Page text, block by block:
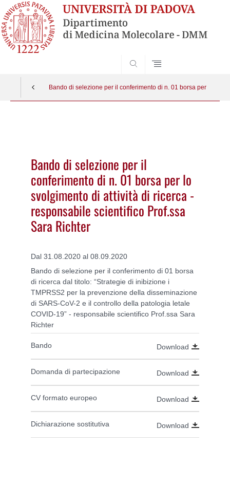
Bando di selezione per il conferimento di n. 01 borsa per lo
Bando di selezione per il
conferimento di n. 01 borsa per lo
svolgimento di attività di ricerca -
responsabile scientifico Prof.ssa
Sara Richter
Dal 31.08.2020 al 08.09.2020
Bando di selezione per il conferimento di 01 borsa
di ricerca dal titolo: “Strategie di inibizione i
TMPRSS2 per la prevenzione della disseminazione
di SARS-CoV-2 e il controllo della patologia letale
COVID-19” - responsabile scientifico Prof.ssa Sara
Richter
Bando Download
Domanda di partecipazione Download
CV formato europeo Download
Dichiarazione sostitutiva Download